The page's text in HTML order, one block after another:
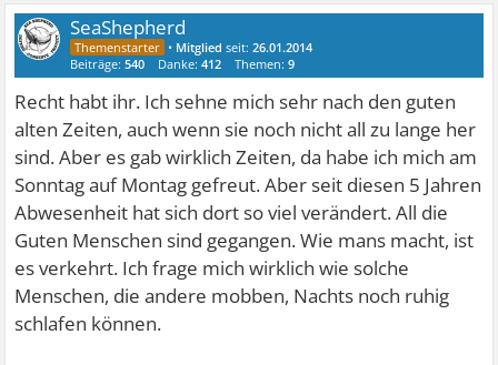
SeaShepherd
• Mitglied seit:26.01.2014
Beiträge:540 Danke:412 Themen:9
Recht habt ihr. Ich sehne mich sehr nach den guten
alten Zeiten, auch wenn sie noch nicht all zu lange her
sind. Aber es gab wirklich Zeiten, da habe ich mich am
Sonntag auf Montag gefreut. Aber seit diesen 5 Jahren
Abwesenheit hat sich dort so viel verändert. All die
Guten Menschen sind gegangen. Wie mans macht, ist
es verkehrt. Ich frage mich wirklich wie solche
Menschen, die andere mobben, Nachts noch ruhig
schlafen können.